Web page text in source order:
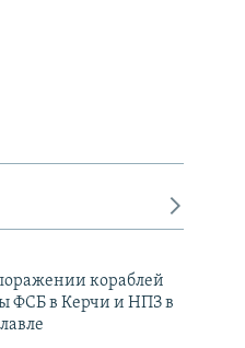
кораблей
ФСБ в Керчи и НПЗ в